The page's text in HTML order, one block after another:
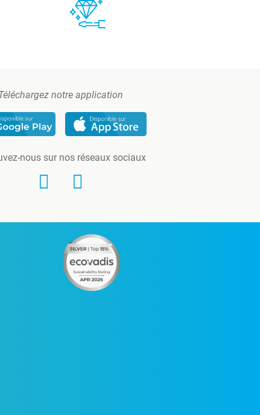
notre application
nous sur nos réseaux sociaux